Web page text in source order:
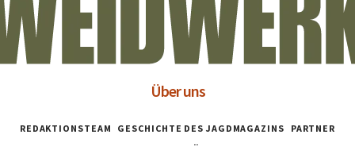
Über uns
REDAKTIONSTEAM GESCHICHTE DES JAGDMAGAZINS
PARTNER